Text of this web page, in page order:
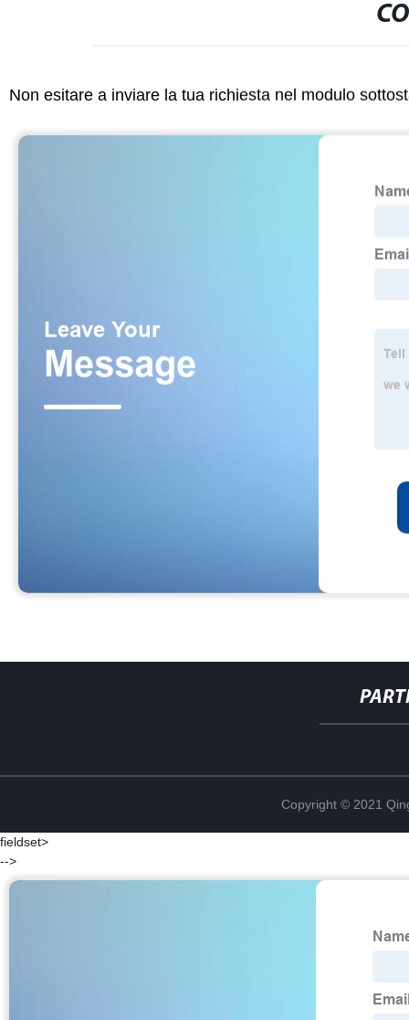
Non esitare a inviare la tua richiesta nel modulo
Copyright © 2021
fieldset>
-->